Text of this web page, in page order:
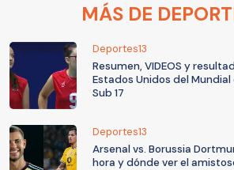
MÁS DE
Deportes13
Resumen, VIDEOS y
Estados Unidos del
Sub 17
Deportes13
Arsenal vs. Borussia
hora y dónde ver el